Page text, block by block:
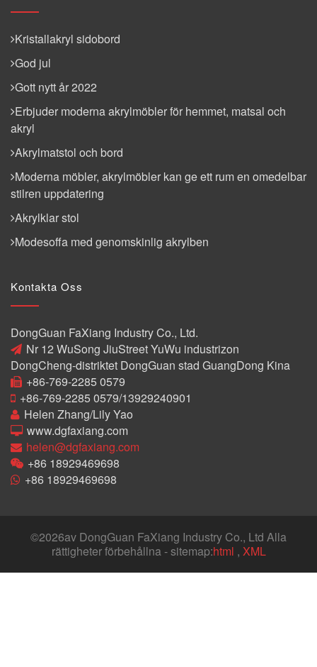
Kristallakryl sidobord
God jul
Gott nytt år 2022
Erbjuder moderna akrylmöbler för hemmet, matsal och
akryl
Akrylmatstol och bord
Moderna möbler, akrylmöbler kan ge ett rum en omedelbar
stilren uppdatering
Akrylklar stol
Modesoffa med genomskinlig akrylben
Kontakta Oss
DongGuan FaXiang Industry Co., Ltd.
Nr 12 WuSong JiuStreet YuWu industrizon
DongCheng-distriktet DongGuan stad GuangDong Kina
+86-769-2285 0579
+86-769-2285 0579/13929240901
Helen Zhang/Lily Yao
www.dgfaxiang.com
helen@dgfaxiang.com
+86 18929469698
+86 18929469698
©2026av DongGuan FaXiang Industry Co., Ltd Alla
rättigheter förbehållna - sitemap:html , XML